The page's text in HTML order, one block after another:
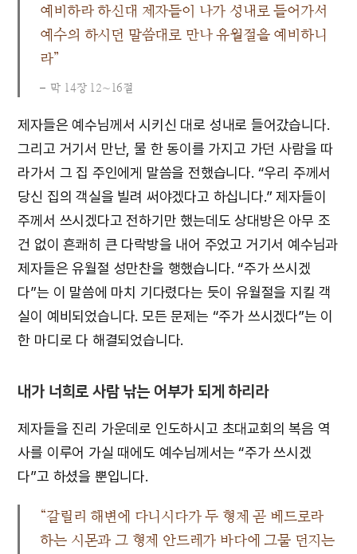
예비하라 하신대 제자들이 나가 성내로 들어가서
예수의 하시던 말씀대로 만나 유월절을 예비하니
라”
막 14장 12∼16절
제자들은 예수님께서 시키신 대로 성내로 들어갔습니다.
그리고 거기서 만난, 물 한 동이를 가지고 가던 사람을 따
라가서 그 집 주인에게 말씀을 전했습니다. “우리 주께서
당신 집의 객실을 빌려 써야겠다고 하십니다.” 제자들이
주께서 쓰시겠다고 전하기만 했는데도 상대방은 아무 조
건 없이 흔쾌히 큰 다락방을 내어 주었고 거기서 예수님과
제자들은 유월절 성만찬을 행했습니다. “주가 쓰시겠
다”는 이 말씀에 마치 기다렸다는 듯이 유월절을 지킬 객
실이 예비되었습니다. 모든 문제는 “주가 쓰시겠다”는 이
한 마디로 다 해결되었습니다.
내가 너희로 사람 낚는 어부가 되게 하리라
제자들을 진리 가운데로 인도하시고 초대교회의 복음 역
사를 이루어 가실 때에도 예수님께서는 “주가 쓰시겠
다”고 하셨을 뿐입니다.
“갈릴리 해변에 다니시다가 두 형제 곧 베드로라
하는 시몬과 그 형제 안드레가 바다에 그물 던지는